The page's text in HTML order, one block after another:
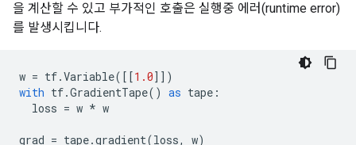
을 계산할 수 있고 부가적인 호출은 실행중 에러(runtime error)
를 발생시킵니다.
w = tf.Variable([[1.0]])
with tf.GradientTape() as tape :
loss = w * w
grad = tape.gradient(loss, w)